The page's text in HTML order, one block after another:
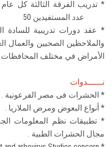
* تدريب الفرقة الثالثة كل
عدد المستفيدين 50
* عقد دورات تدريبية للسادة
والملاحظين الصحيين والعمال
الأمراض في مختلف المحافظات
نــــــدوات
* الحشرات فى مصر الفرعونية .
* أنواع البعوض ومرض الملاريا .
* تطبيقات نظم المعلومات
مجال الحشرات الطبية .